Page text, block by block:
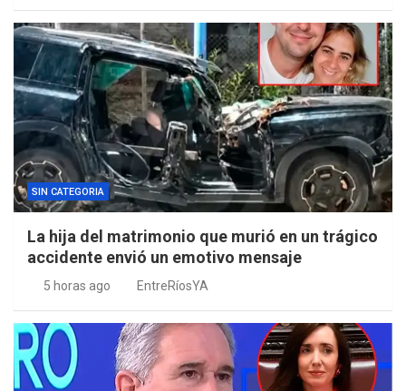
SIN CATEGORIA
La hija del matrimonio que murió en un trágico
accidente envió un emotivo mensaje
5 horas ago EntreRíosYA